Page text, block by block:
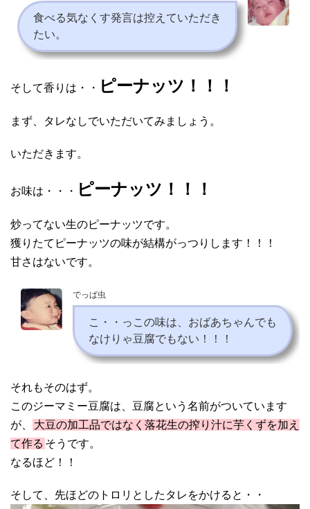
食べる気なくす発言は控えていただき
たい。
そして香りは・・ ピーナッツ！！！
まず、タレなしでいただいてみましょう。
いただきます。
お味は・・・ ピーナッツ！！！
炒ってない生のピーナッツです。
獲りたてピーナッツの味が結構がっつりします！！！
甘さはないです。
でっぱ虫
こ・・っこの味は、おばあちゃんでも
なけりゃ豆腐でもない！！！
それもそのはず。
このジーマミー豆腐は、豆腐という名前がついています
が、
大豆の加工品ではなく落花生の搾り汁に芋くずを加え
て作る そうです。
なるほど！！
そして、先ほどのトロリとしたタレをかけると・・